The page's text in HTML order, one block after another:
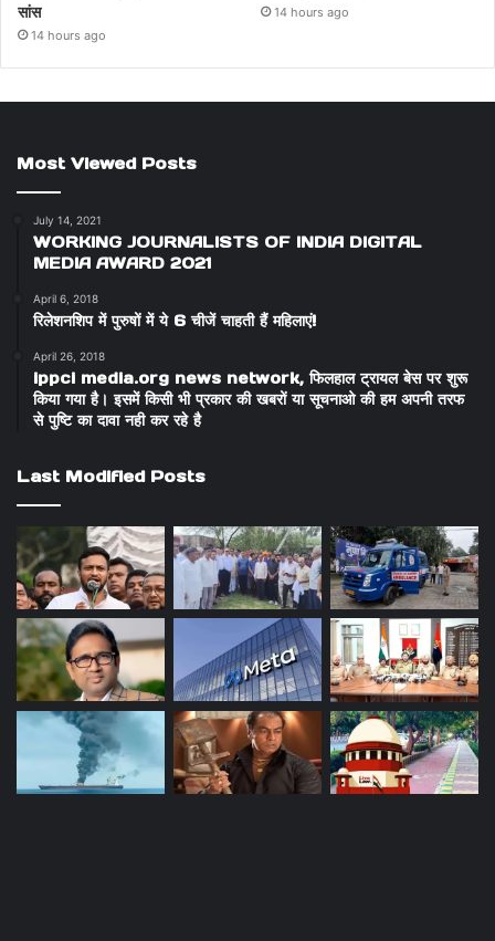
सांस
14 hours ago
14 hours ago
Most Viewed Posts
July 14, 2021
WORKING JOURNALISTS OF INDIA DIGITAL
MEDIA AWARD 2021
April 6, 2018
रिलेशनशिप में पुरुषों में ये 6 चीजें चाहती हैं महिलाएं!
April 26, 2018
ippci media.org news network, फिलहाल ट्रायल बेस पर शुरू
किया गया है। इसमें किसी भी प्रकार की खबरों या सूचनाओ की हम अपनी तरफ
से पुष्टि का दावा नही कर रहे है
Last Modified Posts